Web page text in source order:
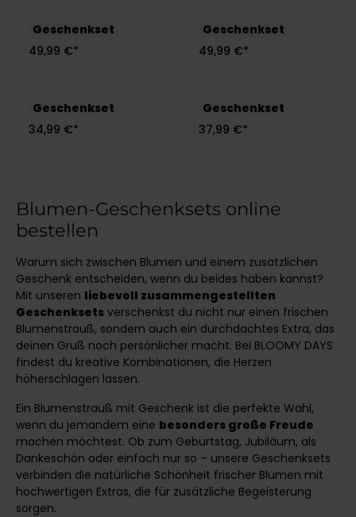
Geschenkset
Bride to be
49,99 €*
Geschenkset
Bridesmaid
49,99 €*
Geschenkset
Glückskind
34,99 €*
Geschenkset
Blütenpracht
37,99 €*
Blumen-Geschenksets online
bestellen
Warum sich zwischen Blumen und einem zusätzlichen
Geschenk entscheiden, wenn du beides haben kannst?
Mit unseren liebevoll zusammengestellten
Geschenksets verschenkst du nicht nur einen frischen
Blumenstrauß, sondern auch ein durchdachtes Extra, das
deinen Gruß noch persönlicher macht. Bei BLOOMY DAYS
findest du kreative Kombinationen, die Herzen
höherschlagen lassen.
Ein Blumenstrauß mit Geschenk ist die perfekte Wahl,
wenn du jemandem eine besonders große Freude
machen möchtest. Ob zum Geburtstag, Jubiläum, als
Dankeschön oder einfach nur so – unsere Geschenksets
verbinden die natürliche Schönheit frischer Blumen mit
hochwertigen Extras, die für zusätzliche Begeisterung
sorgen.